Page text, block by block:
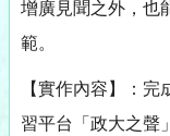
增廣見聞之外， 也
範。
【實作內容】：
習平台「政大之聲